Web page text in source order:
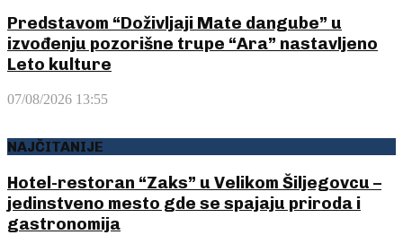
Predstavom “Doživljaji Mate dangube” u
izvođenju pozorišne trupe “Ara” nastavljeno
Leto kulture
07/08/2026 13:55
NAJČITANIJE
Hotel-restoran “Zaks” u Velikom Šiljegovcu –
jedinstveno mesto gde se spajaju priroda i
gastronomija